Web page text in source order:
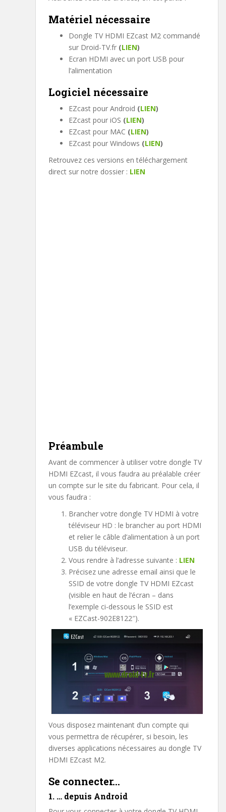
Matériel nécessaire
Dongle TV HDMI EZcast M2 commandé
sur Droid-TV.fr (LIEN)
Ecran HDMI avec un port USB pour
l’alimentation
Logiciel nécessaire
EZcast pour Android (LIEN)
EZcast pour iOS (LIEN)
EZcast pour MAC (LIEN)
EZcast pour Windows (LIEN)
Retrouvez ces versions en téléchargement
direct sur notre dossier : LIEN
Préambule
Avant de commencer à utiliser votre dongle TV
HDMI EZcast, il vous faudra au préalable créer
un compte sur le site du fabricant. Pour cela, il
vous faudra :
Brancher votre dongle TV HDMI à votre
téléviseur HD : le brancher au port HDMI
et relier le câble d’alimentation à un port
USB du téléviseur.
Vous rendre à l’adresse suivante : LIEN
Précisez une adresse email ainsi que le
SSID de votre dongle TV HDMI EZcast
(visible en haut de l’écran – dans
l’exemple ci-dessous le SSID est
« EZCast-902E8122″).
Vous disposez maintenant d’un compte qui
vous permettra de récupérer, si besoin, les
diverses applications nécessaires au dongle TV
HDMI EZcast M2.
Se connecter…
1. … depuis Android